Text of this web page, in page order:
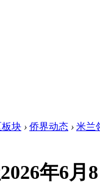
块 › 侨界动态 › 米兰
年6